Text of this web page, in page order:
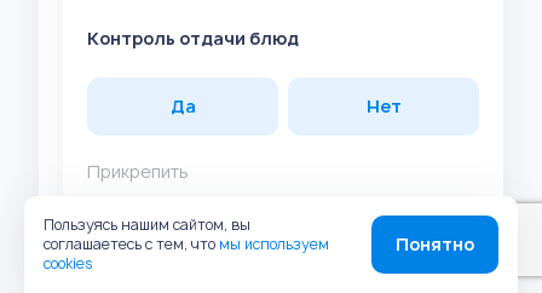
Контроль отдачи блюд
Да Нет
Прикрепить
Комментарий
Пользуясь нашим сайтом, вы
соглашаетесь с тем, что мы используем
cookies
Понятно